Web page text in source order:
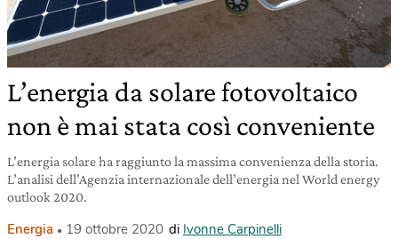
L’energia da solare fotovoltaico
non è mai stata così conveniente
L’energia solare ha raggiunto la massima convenienza della storia.
L’analisi dell’Agenzia internazionale dell’energia nel World energy
outlook 2020.
Energia 19 ottobre 2020 di Ivonne Carpinelli